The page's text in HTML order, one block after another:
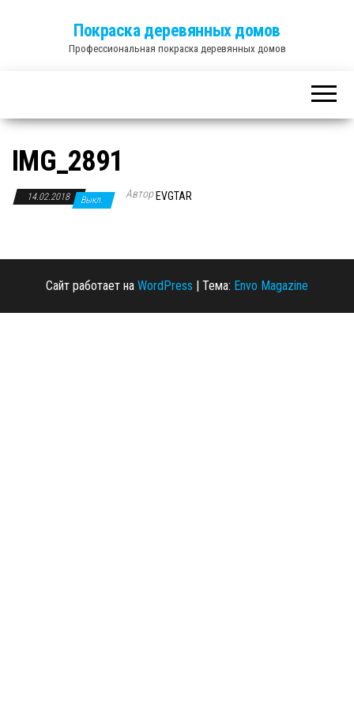
Покраска деревянных домов
Профессиональная покраска деревянных домов
IMG_2891
14.02.2018 Выкл. Автор EVGTAR
Сайт работает на WordPress | Тема: Envo Magazine